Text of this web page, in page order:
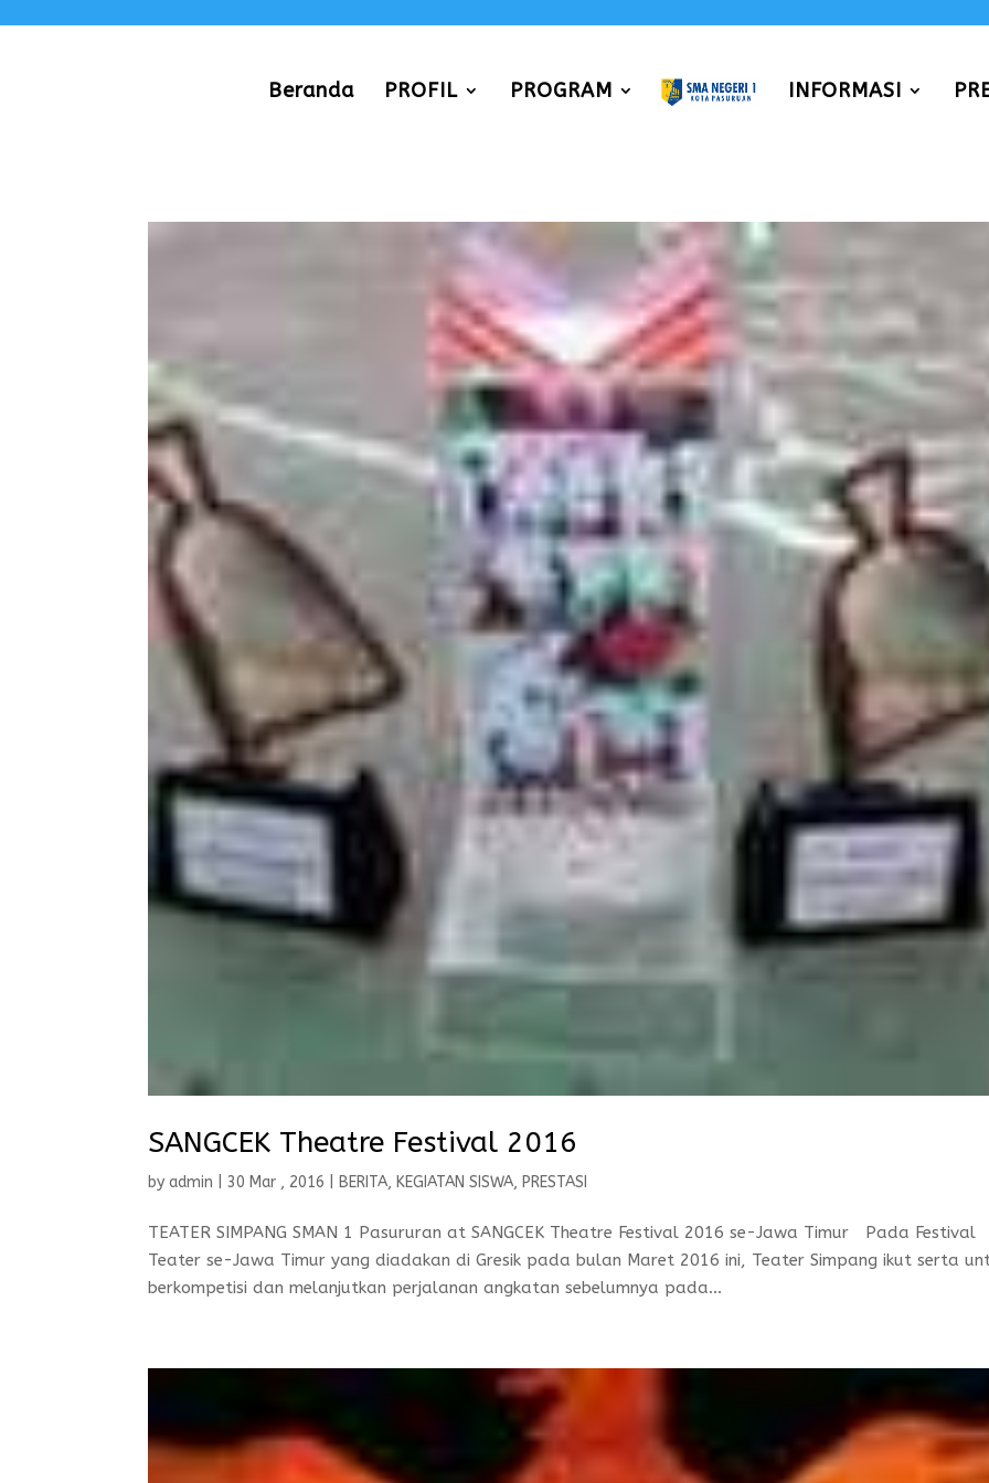
Beranda PROFIL PROGRAM INFORMASI
SANGCEK Theatre Festival 2016
byadmin |30 Mar , 2016 BERITA, KEGIATAN SISWA, PRESTASI
TEATER SIMPANG SMAN 1 Pasururan at SANGCEK Theatre Festival 2016 se-Jawa Timur Pada Festival
Teater se-Jawa Timur yang diadakan di Gresik pada bulan Maret 2016 ini, Teater Simpang ikut serta
berkompetisi dan melanjutkan perjalanan angkatan sebelumnya pada...